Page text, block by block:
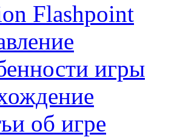
Flashpoint
игры
об игре